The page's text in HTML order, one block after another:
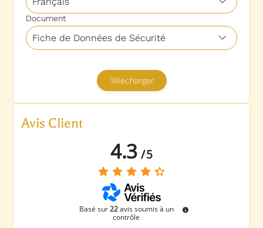
Avis Client
4.3/5
Basé sur22 avis soumis à un
contrôle